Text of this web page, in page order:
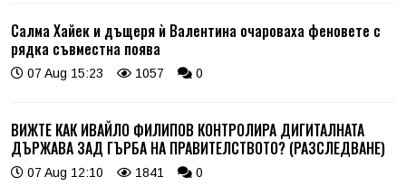
Салма Хайек и дъщеря ѝ Валентина очароваха феновете с
рядка съвместна поява
07 Aug 15:23 1057 0
ВИЖТЕ КАК ИВАЙЛО ФИЛИПОВ КОНТРОЛИРА ДИГИТАЛНАТА
ДЪРЖАВА ЗАД ГЪРБА НА ПРАВИТЕЛСТВОТО? (РАЗСЛЕДВАНЕ)
07 Aug 12:10 1841 0